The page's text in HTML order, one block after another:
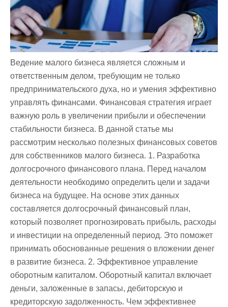
Ведение малого бизнеса является сложным и
ответственным делом, требующим не только
предпринимательского духа, но и умения эффективно
управлять финансами. Финансовая стратегия играет
важную роль в увеличении прибыли и обеспечении
стабильности бизнеса. В данной статье мы
рассмотрим несколько полезных финансовых советов
для собственников малого бизнеса. 1. Разработка
долгосрочного финансового плана. Перед началом
деятельности необходимо определить цели и задачи
бизнеса на будущее. На основе этих данных
составляется долгосрочный финансовый план,
который позволяет прогнозировать прибыль, расходы
и инвестиции на определенный период. Это поможет
принимать обоснованные решения о вложении денег
в развитие бизнеса. 2. Эффективное управление
оборотным капиталом. Оборотный капитал включает
деньги, заложенные в запасы, дебиторскую и
кредиторскую задолженность. Чем эффективнее